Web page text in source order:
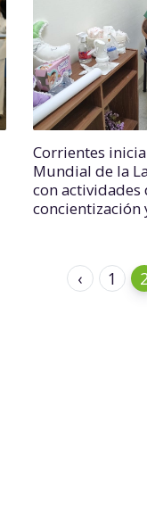
Corrientes
Mundial de la
con actividades
concientización
‹ 1 2